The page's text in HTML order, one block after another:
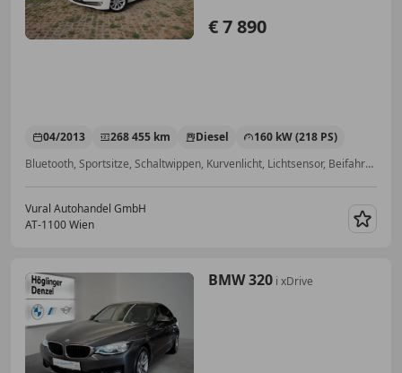
€ 7 890
04/2013 268 455 km Diesel
160 kW (218 PS)
Bluetooth, Sportsitze, Schaltwippen, Kurvenlicht, Lichtsensor, Beifahrerairbag, Einparkhilfe Sensoren vorne, Fernlichtassistent
Vural Autohandel GmbH
AT-1100 Wien
BMW 320 i xDrive